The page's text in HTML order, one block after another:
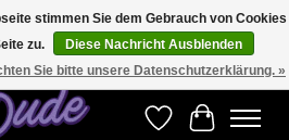
in der Schweiz und ab EUR 250.00 in den
Wunschzettel
Ihr
stimmen Sie dem Gebrauch von Cookies
zu.
Diese Nachricht Ausblenden
Sie bitte unsere Datenschutzerklärung. »